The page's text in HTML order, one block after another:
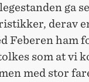
ga
derav
Feberen ham
som at vi
med stor